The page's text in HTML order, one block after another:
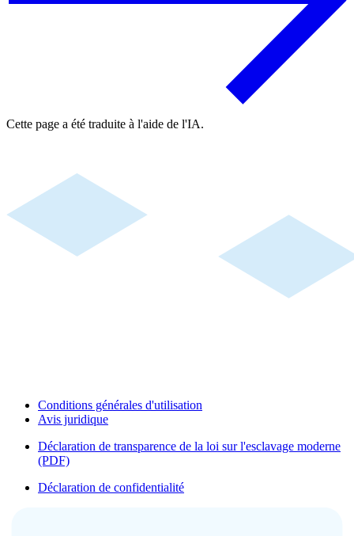
Cette page a été traduite à l'aide de l'IA.
Conditions générales d'utilisation
Avis juridique
Déclaration de transparence de la loi sur l'esclavage moderne
(PDF)
Déclaration de confidentialité